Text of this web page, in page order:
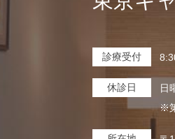
診療受付
休診日
日
※